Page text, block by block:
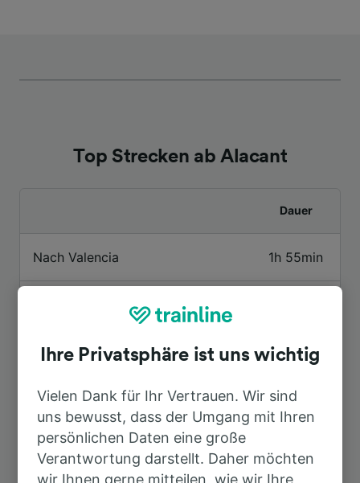
Top Strecken ab Alacant
Dauer
Nach Valencia 1h 55min
Nach Málaga 6h 32min
Nach Barcelona 5h 17min
Nach Murcia
Ihre Privatsphäre ist uns wichtig
Vielen Dank für Ihr Vertrauen. Wir sind
uns bewusst, dass der Umgang mit Ihren
persönlichen Daten eine große
Verantwortung darstellt. Daher möchten
wir Ihnen gerne mitteilen, wie wir Ihre